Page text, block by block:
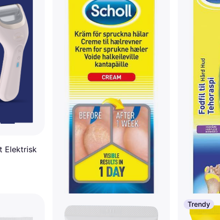
Elektrisk
Trendy